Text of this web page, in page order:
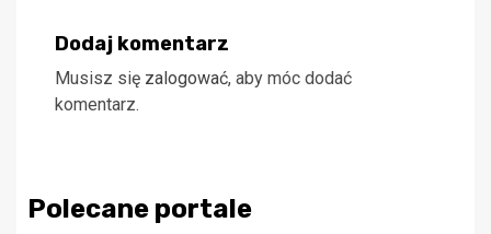
Dodaj komentarz
Musisz się zalogować, aby móc dodać
komentarz.
Polecane portale